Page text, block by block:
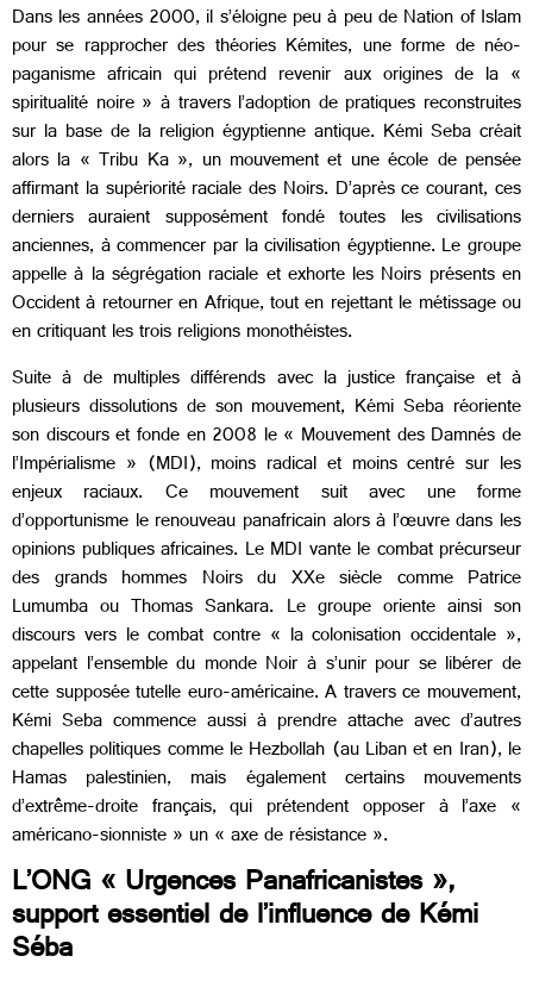
Dans les années 2000, il s’éloigne peu à peu de Nation of Islam
pour se rapprocher des théories Kémites, une forme de néo-
paganisme africain qui prétend revenir aux origines de la «
spiritualité noire » à travers l’adoption de pratiques reconstruites
sur la base de la religion égyptienne antique. Kémi Seba créait
alors la « Tribu Ka », un mouvement et une école de pensée
affirmant la supériorité raciale des Noirs. D’après ce courant, ces
derniers auraient supposément fondé toutes les civilisations
anciennes, à commencer par la civilisation égyptienne. Le groupe
appelle à la ségrégation raciale et exhorte les Noirs présents en
Occident à retourner en Afrique, tout en rejettant le métissage ou
en critiquant les trois religions monothéistes.
Suite à de multiples différends avec la justice française et à
plusieurs dissolutions de son mouvement, Kémi Seba réoriente
son discours et fonde en 2008 le « Mouvement des Damnés de
l’Impérialisme » (MDI), moins radical et moins centré sur les
enjeux raciaux. Ce mouvement suit avec une forme
d’opportunisme le renouveau panafricain alors à l’œuvre dans les
opinions publiques africaines. Le MDI vante le combat précurseur
des grands hommes Noirs du XXe siècle comme Patrice
Lumumba ou Thomas Sankara. Le groupe oriente ainsi son
discours vers le combat contre « la colonisation occidentale »,
appelant l’ensemble du monde Noir à s’unir pour se libérer de
cette supposée tutelle euro-américaine. A travers ce mouvement,
Kémi Seba commence aussi à prendre attache avec d’autres
chapelles politiques comme le Hezbollah (au Liban et en Iran), le
Hamas palestinien, mais également certains mouvements
d’extrême-droite français, qui prétendent opposer à l’axe «
américano-sionniste » un « axe de résistance ».
L’ONG « Urgences Panafricanistes »,
support essentiel de l’influence de Kémi
Séba